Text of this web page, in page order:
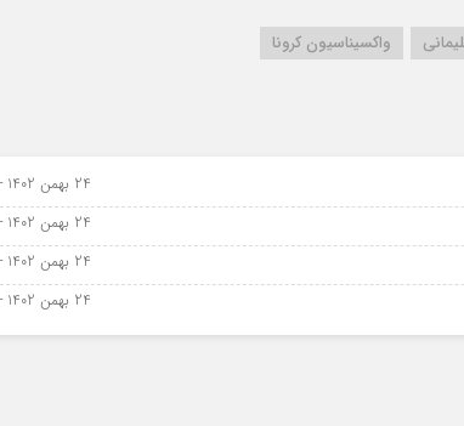
واکسیناسیون کرونا
24 بهمن 1402 - 13 فوریه 2024
24 بهمن 1402 - 13 فوریه 2024
24 بهمن 1402 - 13 فوریه 2024
24 بهمن 1402 - 13 فوریه 2024